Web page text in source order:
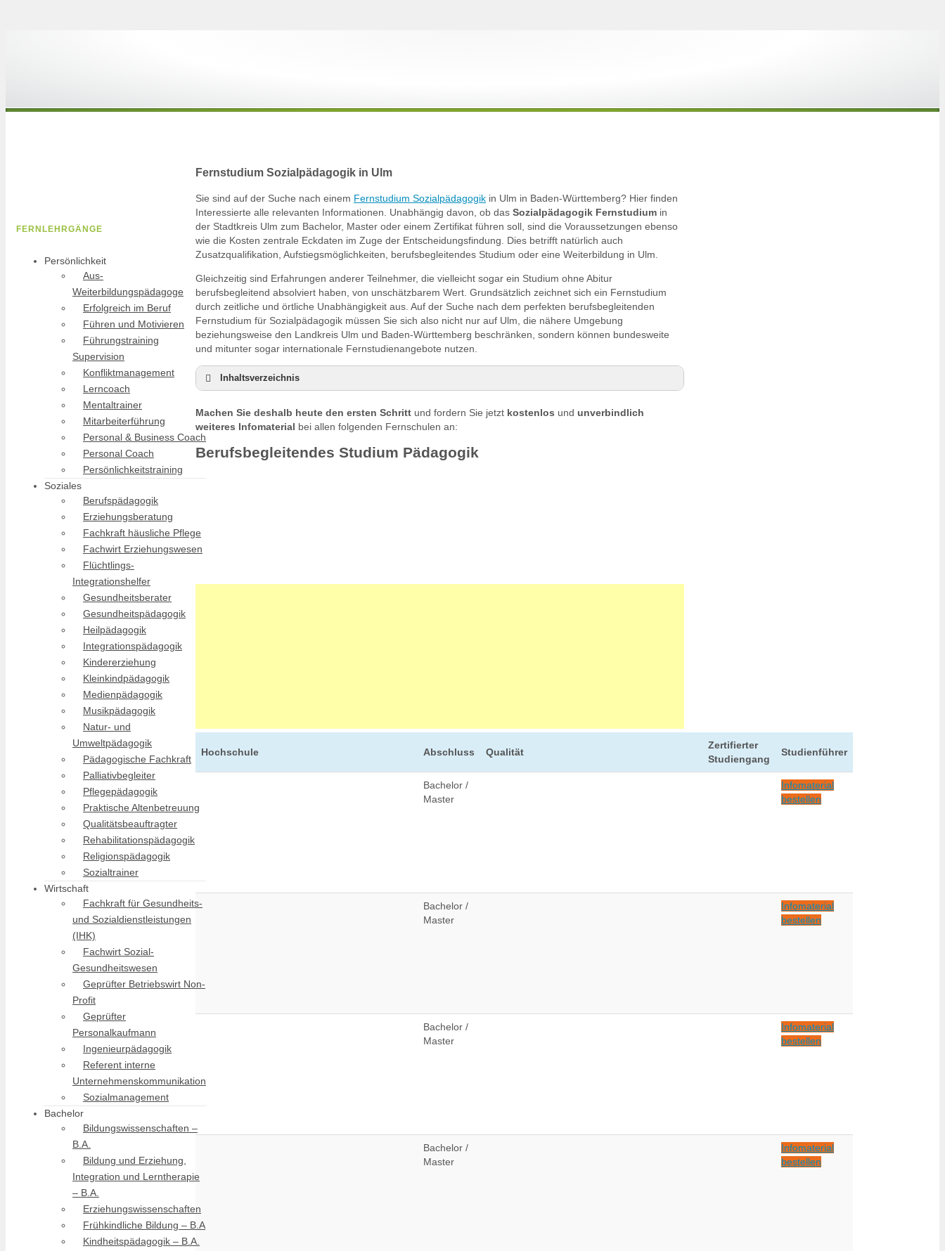
Fernstudium Sozialpädagogik in Ulm
Sie sind auf der Suche nach einem Fernstudium Sozialpädagogik in Ulm in Baden-Württemberg? Hier finden
Interessierte alle relevanten Informationen. Unabhängig davon, ob das Sozialpädagogik Fernstudium in
der Stadtkreis Ulm zum Bachelor, Master oder einem Zertifikat führen soll, sind die Voraussetzungen ebenso
wie die Kosten zentrale Eckdaten im Zuge der Entscheidungsfindung. Dies betrifft natürlich auch
Zusatzqualifikation, Aufstiegsmöglichkeiten, berufsbegleitendes Studium oder eine Weiterbildung in Ulm.
Gleichzeitig sind Erfahrungen anderer Teilnehmer, die vielleicht sogar ein Studium ohne Abitur
berufsbegleitend absolviert haben, von unschätzbarem Wert. Grundsätzlich zeichnet sich ein Fernstudium
durch zeitliche und örtliche Unabhängigkeit aus. Auf der Suche nach dem perfekten berufsbegleitenden
Fernstudium für Sozialpädagogik müssen Sie sich also nicht nur auf Ulm, die nähere Umgebung
beziehungsweise den Landkreis Ulm und Baden-Württemberg beschränken, sondern können bundesweite
und mitunter sogar internationale Fernstudienangebote nutzen.
Inhaltsverzeichnis
Duales Studium Sozialpädagogik in Ulm studieren
Sozialpädagogik studieren in Ulm
Machen Sie deshalb heute den ersten Schritt und fordern Sie jetzt kostenlos und unverbindlich
weiteres Infomaterial bei allen folgenden Fernschulen an:
Berufsbegleitendes Studium Pädagogik
Hochschule Abschluss Qualität
Zertifierter
Studiengang
Studienführer
Bachelor /
Master
Infomaterial
bestellen
Bachelor /
Master
Infomaterial
bestellen
Bachelor /
Master
Infomaterial
bestellen
Bachelor /
Master
Infomaterial
bestellen
FERNLEHRGÄNGE
Persönlichkeit
Aus-
Weiterbildungspädagoge
Erfolgreich im Beruf
Führen und Motivieren
Führungstraining
Supervision
Konfliktmanagement
Lerncoach
Mentaltrainer
Mitarbeiterführung
Personal & Business Coach
Personal Coach
Persönlichkeitstraining
Soziales
Berufspädagogik
Erziehungsberatung
Fachkraft häusliche Pflege
Fachwirt Erziehungswesen
Flüchtlings-
Integrationshelfer
Gesundheitsberater
Gesundheitspädagogik
Heilpädagogik
Integrationspädagogik
Kindererziehung
Kleinkindpädagogik
Medienpädagogik
Musikpädagogik
Natur- und
Umweltpädagogik
Pädagogische Fachkraft
Palliativbegleiter
Pflegepädagogik
Praktische Altenbetreuung
Qualitätsbeauftragter
Rehabilitationspädagogik
Religionspädagogik
Sozialtrainer
Wirtschaft
Fachkraft für Gesundheits-
und Sozialdienstleistungen
(IHK)
Fachwirt Sozial-
Gesundheitswesen
Geprüfter Betriebswirt Non-
Profit
Geprüfter
Personalkaufmann
Ingenieurpädagogik
Referent interne
Unternehmenskommunikation
Sozialmanagement
Bachelor
Bildungswissenschaften –
B.A.
Bildung und Erziehung,
Integration und Lerntherapie
– B.A.
Erziehungswissenschaften
Frühkindliche Bildung – B.A
Kindheitspädagogik – B.A.